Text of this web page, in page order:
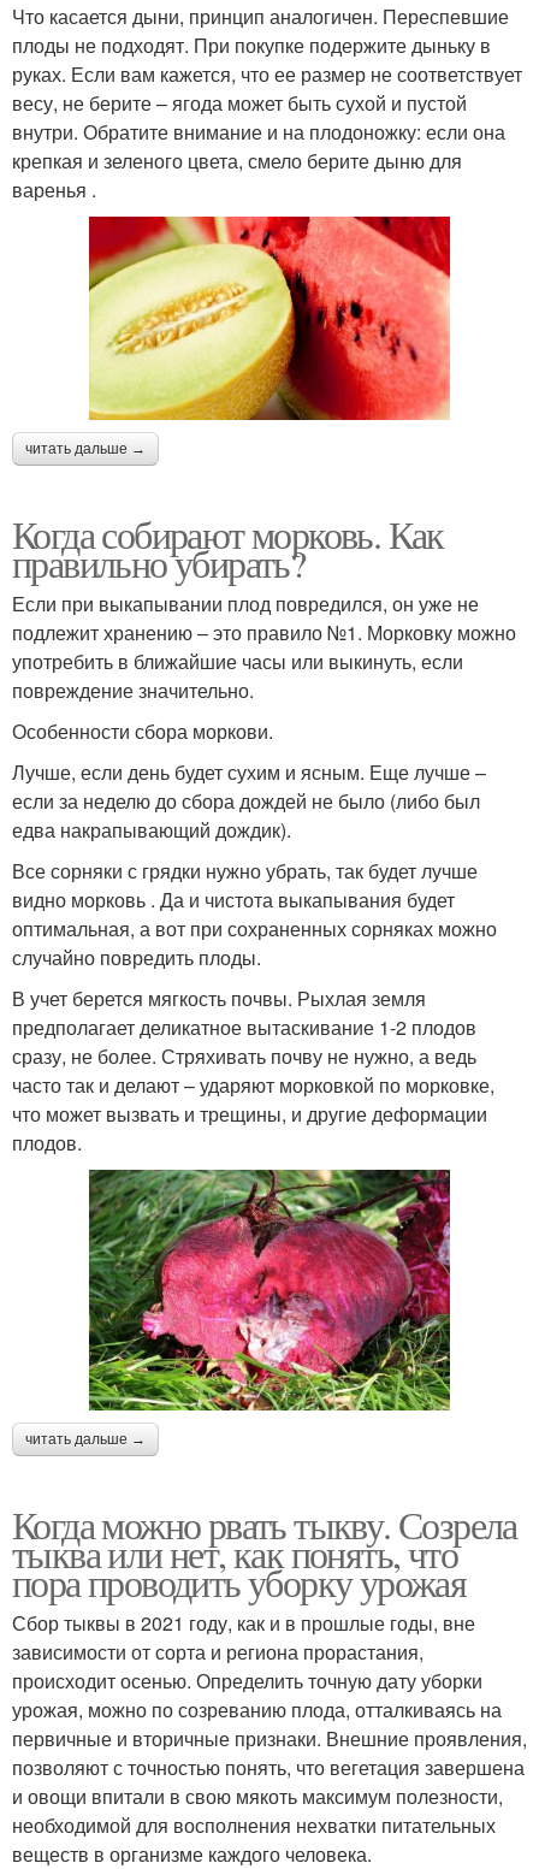
Что касается дыни, принцип аналогичен. Переспевшие
плоды не подходят. При покупке подержите дыньку в
руках. Если вам кажется, что ее размер не соответствует
весу, не берите – ягода может быть сухой и пустой
внутри. Обратите внимание и на плодоножку: если она
крепкая и зеленого цвета, смело берите дыню для
варенья .
читать дальше →
Когда собирают морковь. Как
правильно убирать?
Если при выкапывании плод повредился, он уже не
подлежит хранению – это правило №1. Морковку можно
употребить в ближайшие часы или выкинуть, если
повреждение значительно.
Особенности сбора моркови.
Лучше, если день будет сухим и ясным. Еще лучше –
если за неделю до сбора дождей не было (либо был
едва накрапывающий дождик).
Все сорняки с грядки нужно убрать, так будет лучше
видно морковь . Да и чистота выкапывания будет
оптимальная, а вот при сохраненных сорняках можно
случайно повредить плоды.
В учет берется мягкость почвы. Рыхлая земля
предполагает деликатное вытаскивание 1-2 плодов
сразу, не более. Стряхивать почву не нужно, а ведь
часто так и делают – ударяют морковкой по морковке,
что может вызвать и трещины, и другие деформации
плодов.
читать дальше →
Когда можно рвать тыкву. Созрела
тыква или нет, как понять, что
пора проводить уборку урожая
Сбор тыквы в 2021 году, как и в прошлые годы, вне
зависимости от сорта и региона прорастания,
происходит осенью. Определить точную дату уборки
урожая, можно по созреванию плода, отталкиваясь на
первичные и вторичные признаки. Внешние проявления,
позволяют с точностью понять, что вегетация завершена
и овощи впитали в свою мякоть максимум полезности,
необходимой для восполнения нехватки питательных
веществ в организме каждого человека.